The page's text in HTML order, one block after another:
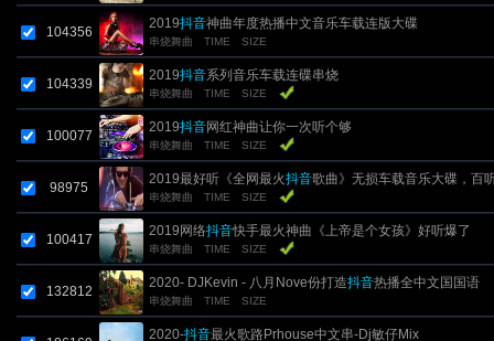
104356
2019抖音神曲年度热播中文音乐车载连版大碟
串烧舞曲 TIME SIZE
104339
2019抖音系列音乐车载连碟串烧
串烧舞曲 TIME SIZE
100077
2019抖音网红神曲让你一次听个够
串烧舞曲 TIME SIZE
98975
2019最好听《全网最火抖音歌曲》无损车载音乐大碟，百
串烧舞曲 TIME SIZE
100417
2019网络抖音快手最火神曲《上帝是个女孩》好听爆了
串烧舞曲 TIME SIZE
132812
2020- DJKevin - 八月Nove份打造抖音热播全中文国国语
Breakbeat音乐陷阱酒吧暖场伤感情歌串烧
串烧舞曲 TIME SIZE
2020-抖音最火歌路Prhouse中文串-Dj敏仔Mix